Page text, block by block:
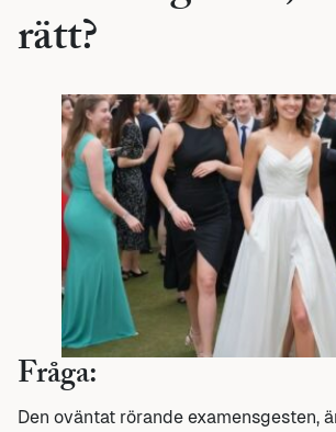
rätt?
Fråga:
Den oväntat rörande examensgesten,